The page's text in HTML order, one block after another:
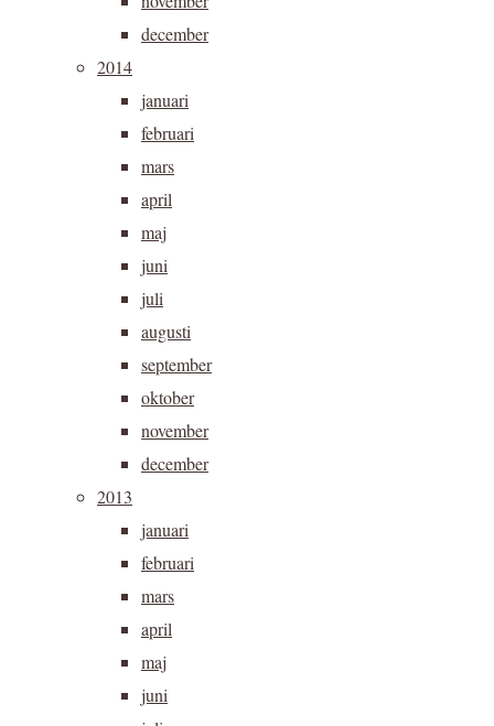
december
2014
januari
februari
mars
april
maj
juni
juli
augusti
september
oktober
november
december
2013
januari
februari
mars
april
maj
juni